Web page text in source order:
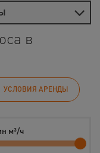
в
УСЛОВИЯ АРЕНДЫ
м³/ч